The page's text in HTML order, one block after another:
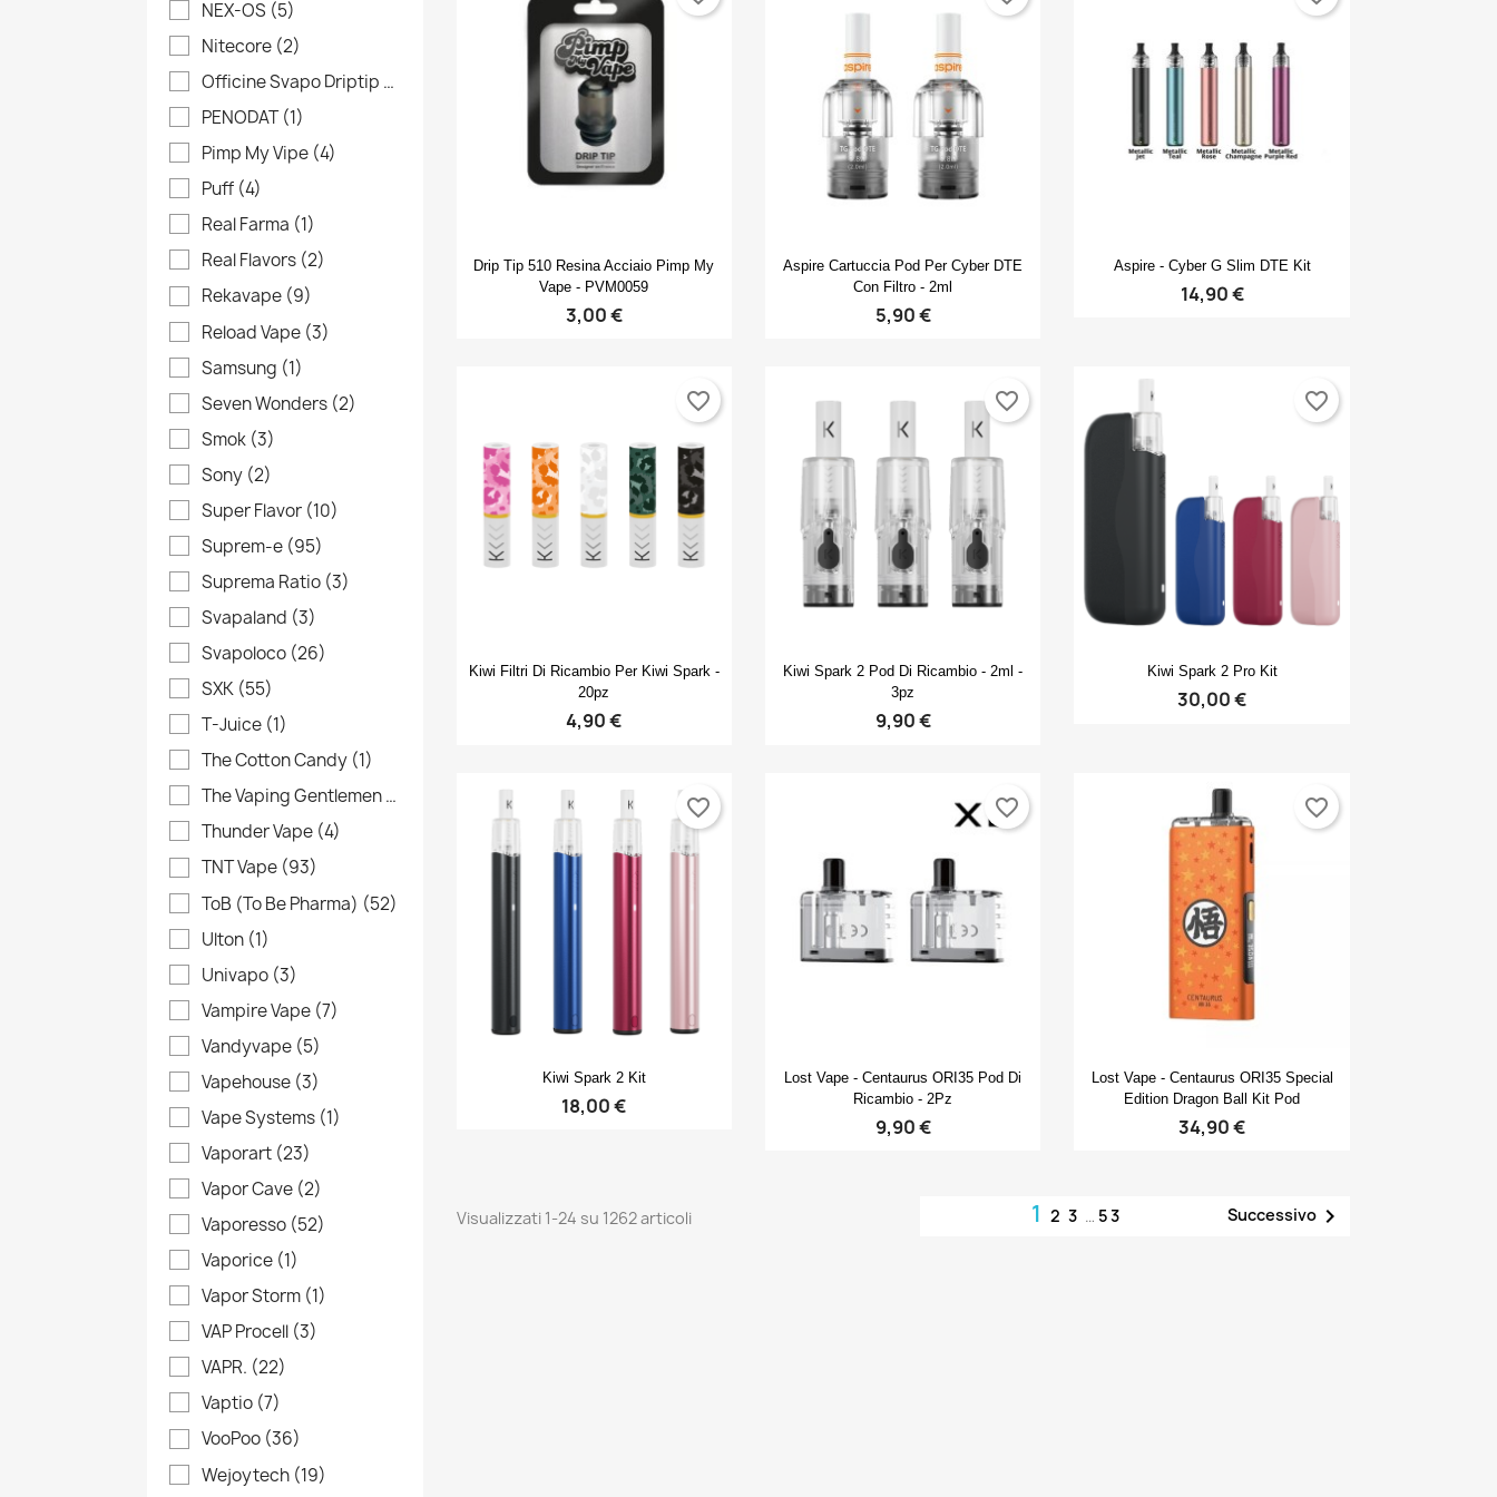
Create new list
Crea lista dei desideri
((cancelText)) Annulla Accedi
NEX-OS (5)
Nitecore (2)
Officine Svapo Driptip
(27)
PENODAT(1)
Pimp My Vipe (4)
Puff (4)
Real Farma (1)
Real Flavors (2)
Rekavape (9)
Reload Vape (3)
Samsung (1)
Seven Wonders (2)
Smok (3)
Sony (2)
Super Flavor (10)
Suprem-e (95)
Suprema Ratio (3)
Svapaland (3)
Svapoloco (26)
SXK (55)
T-Juice (1)
The Cotton Candy (1)
The Vaping Gentlemen Club
Thunder Vape (4)
TNT Vape (93)
ToB (To Be Pharma) (52)
Ulton (1)
Univapo (3)
Vampire Vape (7)
Vandyvape (5)
Vapehouse (3)
Vape Systems (1)
Vaporart (23)
Vapor Cave (2)
Vaporesso (52)
Vaporice (1)
Vapor Storm (1)
VAP Procell (3)
VAPR. (22)
Vaptio (7)
VooPoo (36)
Wejoytech (19)
Anteprima
Drip Tip 510 Resina Acciaio Pimp My
Vape - PVM0059
3,00 €
Anteprima
Aspire Cartuccia Pod Per Cyber DTE
Con Filtro - 2ml
5,90 €
Anteprima
Aspire - Cyber G Slim DTE Kit
14,90 €
Anteprima
Kiwi Filtri Di Ricambio Per Kiwi Spark -
20pz
4,90 €
favorite_border
 Anteprima
Kiwi Spark 2 Pod Di Ricambio - 2ml -
3pz
9,90 €
favorite_border
 Anteprima
Kiwi Spark 2 Pro Kit
30,00 €
favorite_border
Anteprima
Kiwi Spark 2 Kit
18,00 €
favorite_border
Anteprima
Lost Vape - Centaurus ORI35 Pod Di
Ricambio - 2Pz
9,90 €
favorite_border
Anteprima
Lost Vape - Centaurus ORI35 Special
Edition Dragon Ball Kit Pod
34,90 €
favorite_border
Visualizzati 1-24 su 1262 articoli 123 … 53 Successivo